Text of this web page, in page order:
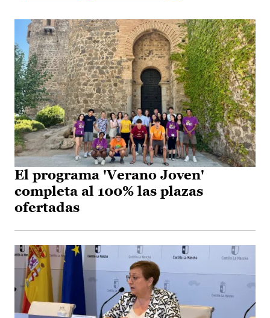
El programa 'Verano Joven'
completa al 100% las plazas
ofertadas